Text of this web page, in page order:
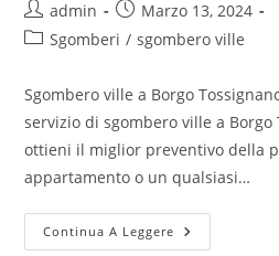
admin
Marzo 13, 2024
Sgomberi / sgombero ville
Sgombero ville a Borgo
servizio di sgombero ville a Borgo
ottieni il miglior preventivo della
appartamento o un qualsiasi…
Continua A Leggere